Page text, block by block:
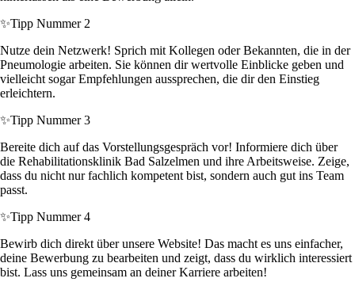
✨Tipp Nummer 2
Nutze dein Netzwerk! Sprich mit Kollegen oder Bekannten, die in der
Pneumologie arbeiten. Sie können dir wertvolle Einblicke geben und
vielleicht sogar Empfehlungen aussprechen, die dir den Einstieg
erleichtern.
✨Tipp Nummer 3
Bereite dich auf das Vorstellungsgespräch vor! Informiere dich über
die Rehabilitationsklinik Bad Salzelmen und ihre Arbeitsweise. Zeige,
dass du nicht nur fachlich kompetent bist, sondern auch gut ins Team
passt.
✨Tipp Nummer 4
Bewirb dich direkt über unsere Website! Das macht es uns einfacher,
deine Bewerbung zu bearbeiten und zeigt, dass du wirklich interessiert
bist. Lass uns gemeinsam an deiner Karriere arbeiten!